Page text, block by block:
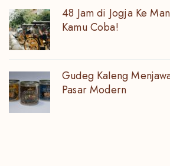
48 Jam di Jogja Ke
Kamu Coba!
Gudeg Kaleng
Pasar Modern